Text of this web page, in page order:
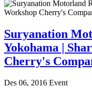
Suryanation
Yokohama |
Cherry's
Des 06, 2016 Event